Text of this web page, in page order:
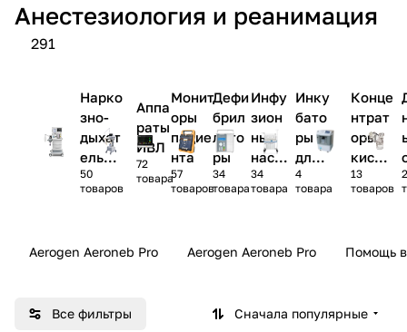
Анестезиология и реанимация
291
Нарко
зно-
дыхат
ельны
е
аппар
50
товаров
Аппа
раты
ИВЛ
72
товара
Монит
оры
пацие
нта
57
товаров
Дефи
брил
лято
ры
34
товара
Инфу
зион
ные
насо
сы
34
товара
Инку
бато
ры
для
ново
рожд
4
товара
Конце
нтрат
оры
кисло
рода
13
товаров
Aerogen Aeroneb Pro Aerogen Aeroneb Pro Помощь
Все фильтры Сначала популярные